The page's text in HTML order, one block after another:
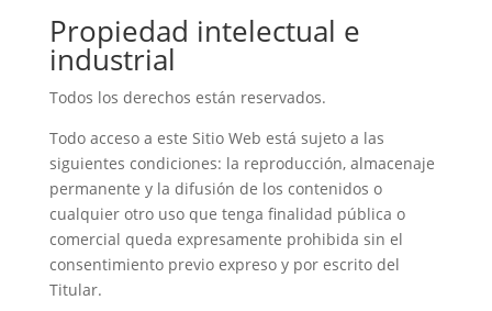
Propiedad intelectual e
industrial
Todos los derechos están reservados.
Todo acceso a este Sitio Web está sujeto a las
siguientes condiciones: la reproducción, almacenaje
permanente y la difusión de los contenidos o
cualquier otro uso que tenga finalidad pública o
comercial queda expresamente prohibida sin el
consentimiento previo expreso y por escrito del
Titular.